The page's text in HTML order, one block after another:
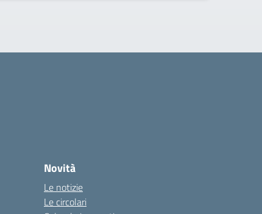
Novità
Le notizie
Le circolari